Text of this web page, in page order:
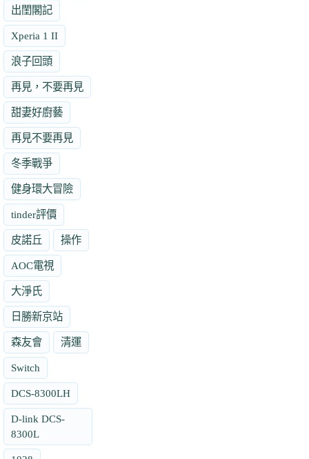
出閨閣記
Xperia 1 II
浪子回頭
再見，不要再見
甜妻好廚藝
再見不要再見
冬季戰爭
健身環大冒險
tinder評價
皮諾丘 操作
AOC電視
大淨氏
日勝新京站
森友會 清運
Switch
DCS-8300LH
D-link DCS-
8300L